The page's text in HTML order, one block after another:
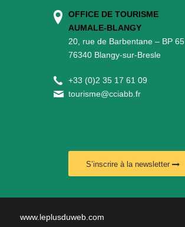
OFFICE DE TOURISME
AUMALE-BLANGY
20, rue de Barbentane – BP 65
76340 Blangy-sur-Bresle
+33 (0)2 35 17 61 09
tourisme@cciabb.fr
S’inscrire à la newsletter
www.leplusduweb.com